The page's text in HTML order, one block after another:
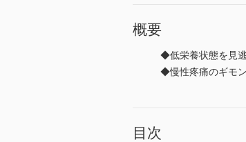
概要
◆低栄養状態を見
◆慢性疼痛のギモ
目次